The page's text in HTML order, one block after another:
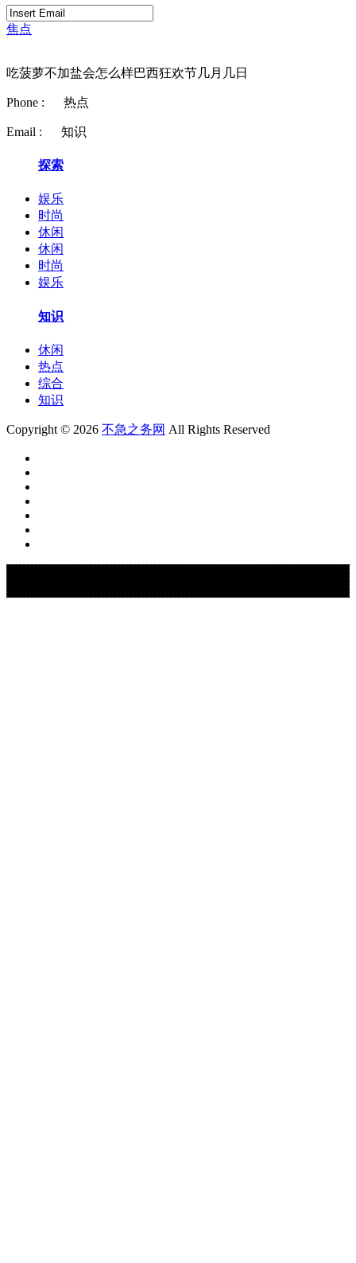
焦点
吃菠萝不加盐会怎么样巴西狂欢节几月几日
Phone : 热点
Email : 知识
探索
娱乐
时尚
休闲
休闲
时尚
娱乐
知识
休闲
热点
综合
知识
Copyright © 2026 不急之务网 All Rights Reserved